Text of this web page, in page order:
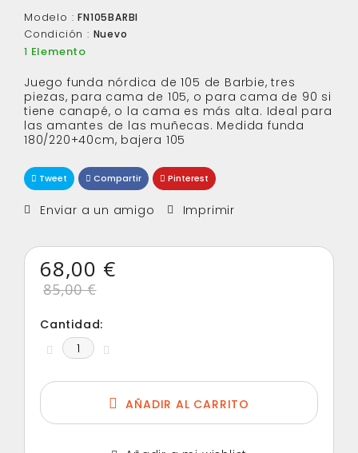
Modelo : FN105BARBI
Condición : Nuevo
1 Elemento
Juego funda nórdica de 105 de Barbie, tres
piezas, para cama de 105, o para cama de 90 si
tiene canapé, o la cama es más alta. Ideal para
las amantes de las muñecas. Medida funda
180/220+40cm, bajera 105
Tweet Compartir Pinterest
Enviar a un amigo Imprimir
68,00 €
85,00 €
Cantidad:
AÑADIR AL CARRITO